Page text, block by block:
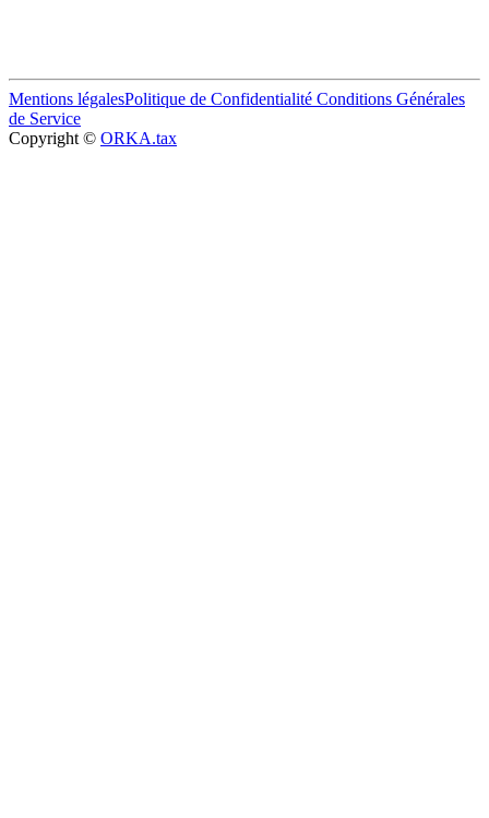
Mentions légalesPolitique de Confidentialité Conditions Générales
de Service
Copyright © ORKA.tax